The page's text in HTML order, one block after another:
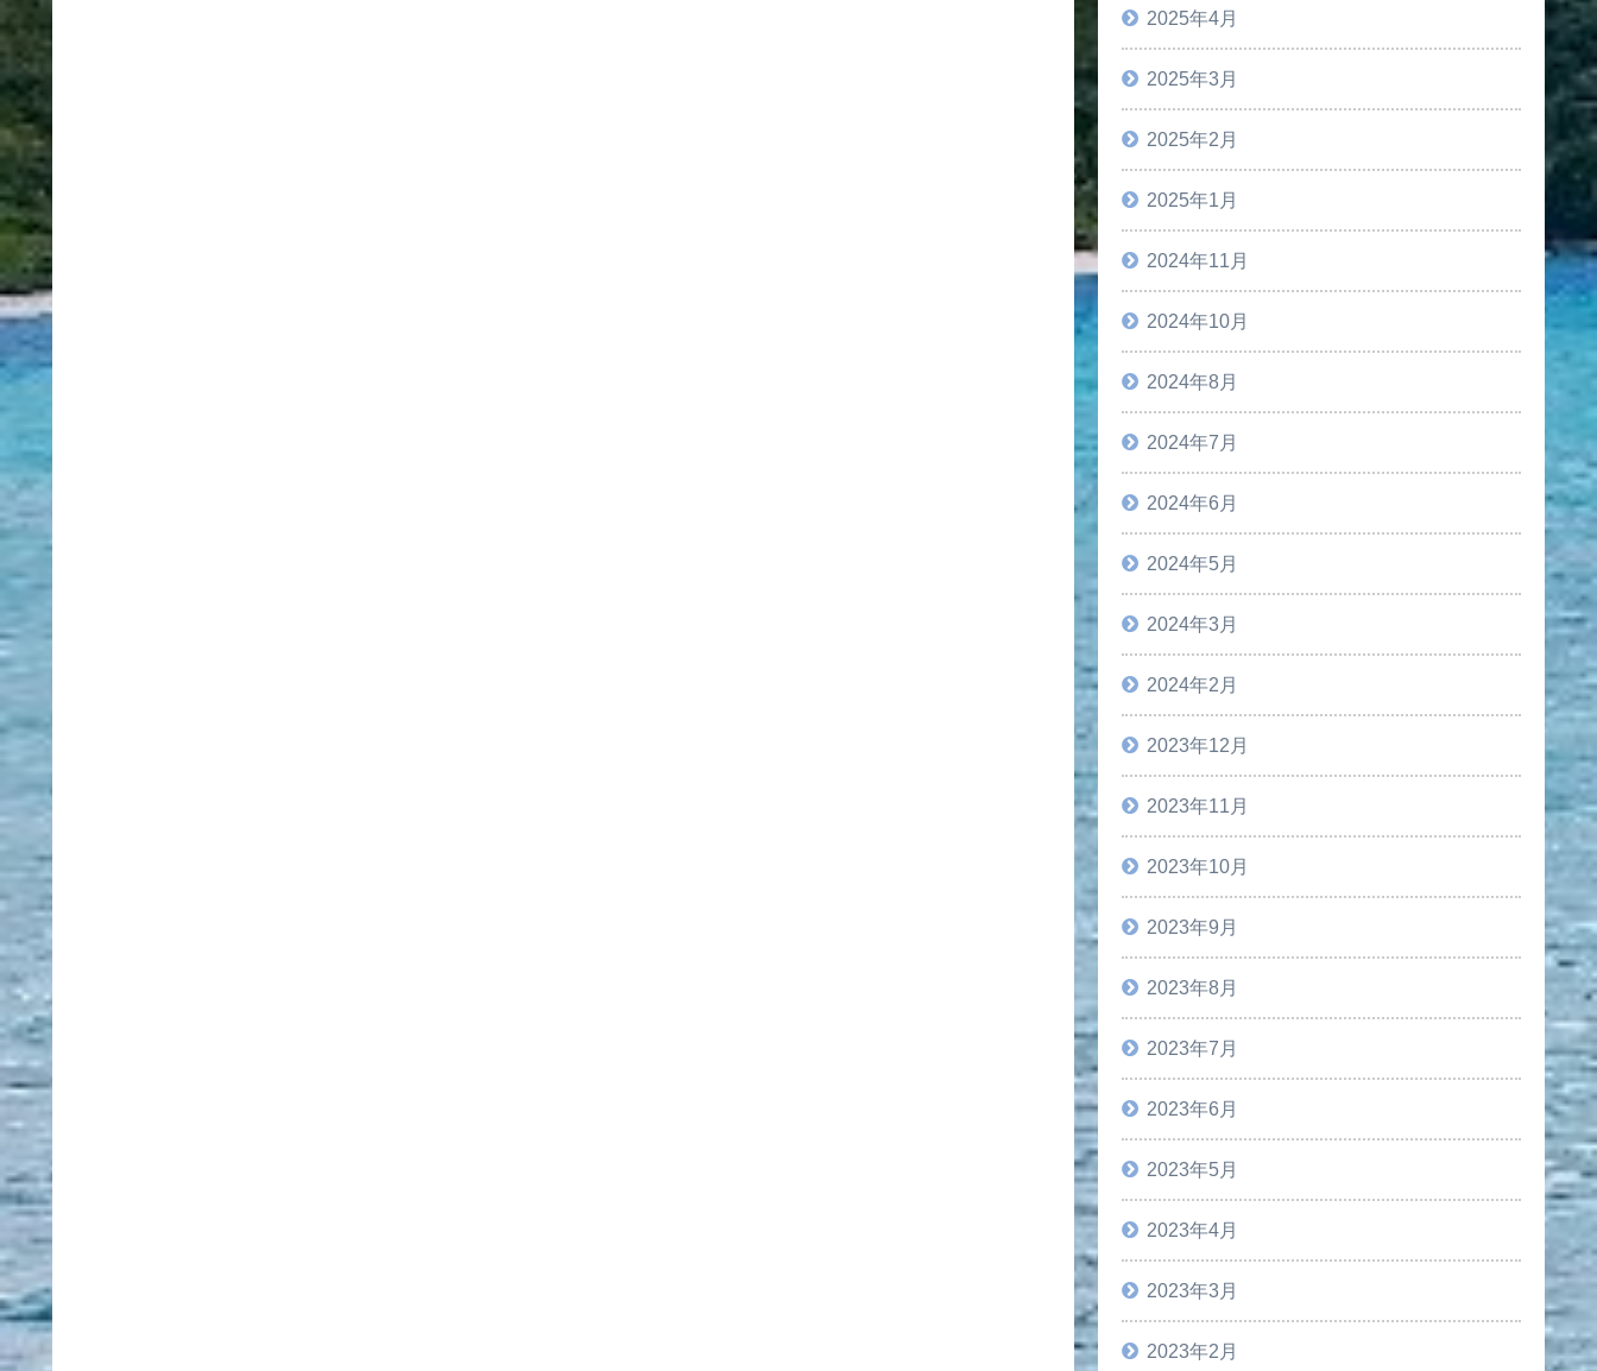
2025年4月
2025年3月
2025年2月
2025年1月
2024年11月
2024年10月
2024年8月
2024年7月
2024年6月
2024年5月
2024年3月
2024年2月
2023年12月
2023年11月
2023年10月
2023年9月
2023年8月
2023年7月
2023年6月
2023年5月
2023年4月
2023年3月
2023年2月